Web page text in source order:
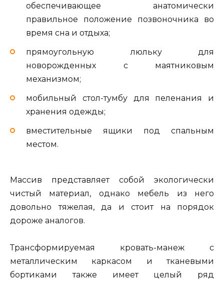
обеспечивающее анатомически
правильное положение позвоночника во
время сна и отдыха;
прямоугольную люльку для
новорожденных с маятниковым
механизмом;
мобильный стол-тумбу для пеленания и
хранения одежды;
вместительные ящики под спальным
местом.
Массив представляет собой экологически
чистый материал, однако мебель из него
довольно тяжелая, да и стоит на порядок
дороже аналогов.
Трансформируемая кровать-манеж с
металлическим каркасом и тканевыми
бортиками также имеет целый ряд